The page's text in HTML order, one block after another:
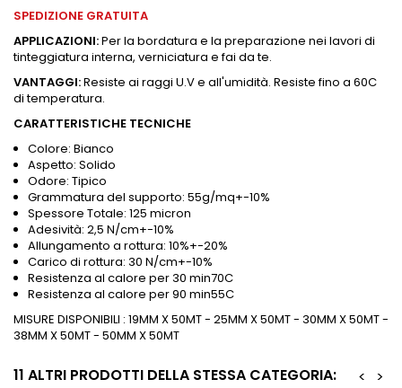
SPEDIZIONE GRATUITA
APPLICAZIONI:Per la bordatura e la preparazione nei lavori di
tinteggiatura interna, verniciatura e fai da te.
VANTAGGI:Resiste ai raggi U.V e all'umidità. Resiste fino a 60C
di temperatura.
CARATTERISTICHE TECNICHE
Colore: Bianco
Aspetto: Solido
Odore: Tipico
Grammatura del supporto: 55g/mq+-10%
Spessore Totale: 125 micron
Adesività: 2,5 N/cm+-10%
Allungamento a rottura: 10%+-20%
Carico di rottura: 30 N/cm+-10%
Resistenza al calore per 30 min70C
Resistenza al calore per 90 min55C
MISURE DISPONIBILI : 19MM X 50MT - 25MM X 50MT - 30MM X 50MT -
38MM X 50MT - 50MM X 50MT
11 ALTRI PRODOTTI DELLA STESSA CATEGORIA: >
<